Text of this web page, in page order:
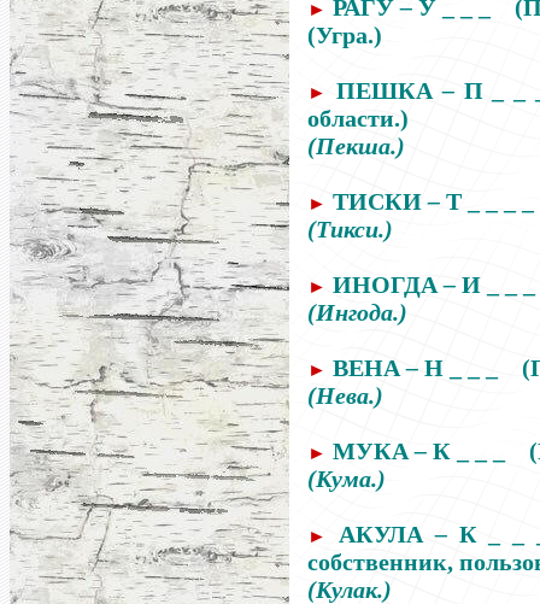
► РАГУ– У _ _ _
(Угра.)
► ПЕШКА–П _ _
области.)
(Пекша.)
► ТИСКИ– Т _ _ _ _
(Тикси.)
► ИНОГДА– И _ _
(Ингода.)
► ВЕНА– Н _ _ _
(Нева.)
► МУКА– К _ _ _
(Кума.)
► АКУЛА–К _ _
собственник,
(Кулак.)